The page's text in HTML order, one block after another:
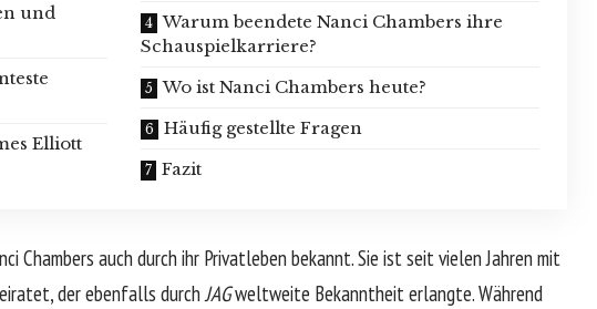
und
Elliott
Warum beendete Nanci Chambers ihre
Schauspielkarriere?
Wo ist Nanci Chambers heute?
Häufig gestellte Fragen
Fazit
Chambers auch durch ihr Privatleben bekannt. Sie ist seit vielen Jahren mit
der ebenfalls durchJAGweltweite Bekanntheit erlangte. Während